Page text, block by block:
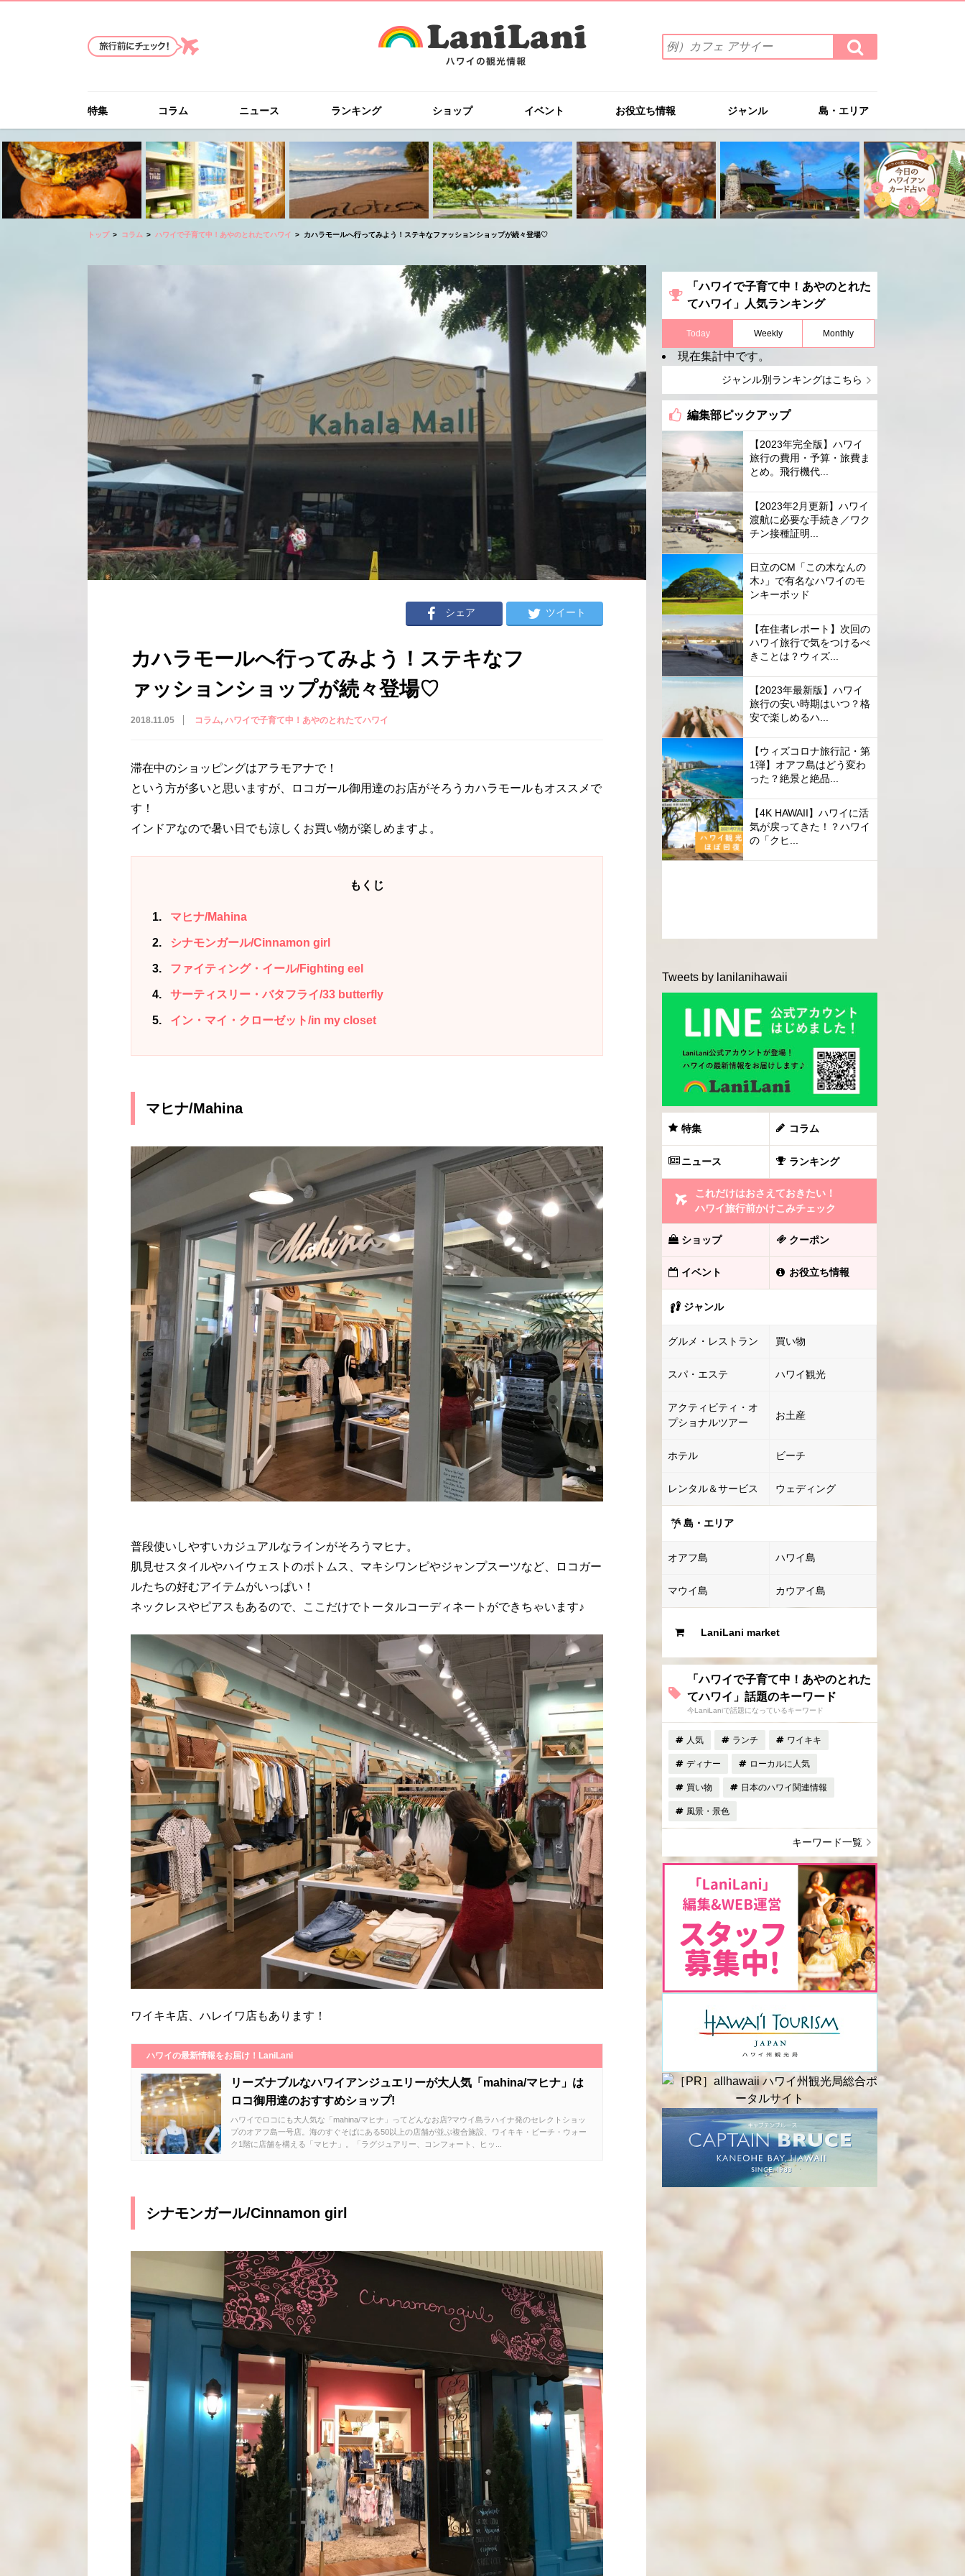
索
ワ
を
入
力
(例）
カ
フ
ェ
イ
ー
検
索
す
特集 コラム ニュース ランキング ショップ イベント お役立ち情報 ジャンル 島・エリア
トップ コラム ハワイで子育て中！あやのとれたてハワイ カハラモールへ行ってみよう！ステキなファッションショップが続々登場♡
シェア ツイート
カハラモールへ行ってみよう！ステキなフ
ァッションショップが続々登場♡
2018.11.05 コラム ハワイで子育て中！あやのとれたてハワイ
滞在中のショッピングはアラモアナで！
という方が多いと思いますが、ロコガール御用達のお店がそろうカハラモールもオススメで
す！
インドアなので暑い日でも涼しくお買い物が楽しめますよ。
もくじ
1 マヒナ/Mahina
2 シナモンガール/Cinnamon girl
3 ファイティング・イール/Fighting eel
4 サーティスリー・バタフライ/33 butterfly
5 イン・マイ・クローゼット/in my closet
マヒナ/Mahina
普段使いしやすいカジュアルなラインがそろうマヒナ。
肌見せスタイルやハイウェストのボトムス、マキシワンピやジャンプスーツなど、ロコガー
ルたちの好むアイテムがいっぱい！
ネックレスやピアスもあるので、ここだけでトータルコーディネートができちゃいます♪
ワイキキ店、ハレイワ店もあります！
ハワイの最新情報をお届け！LaniLani
リーズナブルなハワイアンジュエリーが大人気「mahina/マヒナ」は
ロコ御用達のおすすめショップ!
ハワイでロコにも大人気な「mahina/マヒナ」ってどんなお店?マウイ島ラハイナ発のセレクトショッ
プのオアフ島一号店。海のすぐそばにある50以上の店舗が並ぶ複合施設、ワイキキ・ビーチ・ウォー
ク1階に店舗を構える「マヒナ」。「ラグジュアリー、コンフォート、ヒッ...
シナモンガール/Cinnamon girl
「ハワイで子育て中！あやのとれた
てハワイ」人気ランキング
Today Weekly Monthly
現在集計中です。
ジャンル別ランキングはこちら
編集部ピックアップ
【2023年完全版】ハワイ
旅行の費用・予算・旅費ま
とめ。飛行機代...
【2023年2月更新】ハワイ
渡航に必要な手続き／ワク
チン接種証明...
日立のCM「この木なんの
木♪」で有名なハワイのモ
ンキーポッド
【在住者レポート】次回の
ハワイ旅行で気をつけるべ
きことは？ウィズ...
【2023年最新版】ハワイ
旅行の安い時期はいつ？格
安で楽しめるハ...
【ウィズコロナ旅行記・第
1弾】オアフ島はどう変わ
った？絶景と絶品...
【4K HAWAII】ハワイに活
気が戻ってきた！？ハワイ
の「クヒ...
Tweets by lanilanihawaii
特集 コラム
ニュース ランキング
これだけはおさえておきたい！
ハワイ旅行前かけこみチェック
ショップ クーポン
イベント お役立ち情報
ジャンル
グルメ・レストラン 買い物
スパ・エステ ハワイ観光
アクティビティ・オ
プショナルツアー
お土産
ホテル ビーチ
レンタル＆サービス ウェディング
島・エリア
オアフ島 ハワイ島
マウイ島 カウアイ島
LaniLani market
「ハワイで子育て中！あやのとれた
てハワイ」話題のキーワード
今LaniLaniで話題になっているキーワード
人気 ランチ ワイキキ
ディナー ローカルに人気
買い物 日本のハワイ関連情報
風景・景色
キーワード一覧